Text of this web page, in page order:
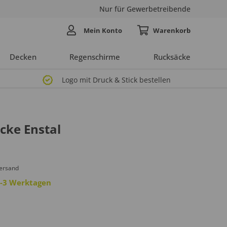
Nur für Gewerbetreibende
Decken Regenschirme Rucksäcke
Mein Konto
Logo mit Druck & Stick bestellen
Enstal
Werktagen